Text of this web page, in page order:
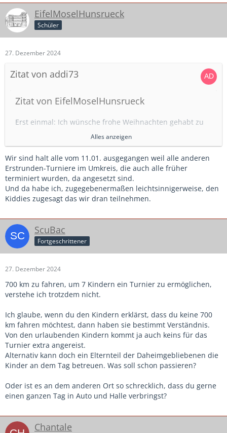
EifelMoselHunsrueck
Schüler
27. Dezember 2024
Zitat von addi73
Zitat von EifelMoselHunsrueck
Erst einmal: Ich wünsche frohe Weihnachten gehabt zu
Mein Frust: Die Hallenkreismeisterschaft.
Die erste Runde wurde am 16.12.24 terminiert, auf den
04.01.25. Mitten in den Ferien, die gehen in RLP bis
einschließlich 08.01.
Ich habe jetzt, mit Ach und Krach, 7 Zusagen von
Spielern. Von meinen 5 technisch stärksten Spielern ist
Mein Co weilt in Österreich im Urlaub.
Ich selber werde meinen Urlaub unterbrechen, morgens
350km zum Turnier fahren und nachmittags 350km
zurück.
Schulferien zu legen.
Alle um uns herum spielen am 11.01.
Alles anzeigen
Also ..erstmal Daumen hoch für dein Engagement....aber
700 km für ein Turnier.... Ich hab auch für meinen Verein
einen Nagel im Kopf...aber soooi....nein
Alles anzeigen
Wir sind halt alle vom 11.01. ausgegangen weil alle anderen
Erstrunden-Turniere im Umkreis, die auch alle früher
terminiert wurden, da angesetzt sind.
Und da habe ich, zugegebenermaßen leichtsinnigerweise, den
Kiddies zugesagt das wir dran teilnehmen.
ScuBac
Fortgeschrittener
27. Dezember 2024
700 km zu fahren, um 7 Kindern ein Turnier zu ermöglichen,
verstehe ich trotzdem nicht.
Ich glaube, wenn du den Kindern erklärst, dass du keine 700
km fahren möchtest, dann haben sie bestimmt Verständnis.
Von den urlaubenden Kindern kommt ja auch keins für das
Turnier extra angereist.
Alternativ kann doch ein Elternteil der Daheimgebliebenen die
Kinder an dem Tag betreuen. Was soll schon passieren?
Oder ist es an dem anderen Ort so schrecklich, dass du gerne
einen ganzen Tag in Auto und Halle verbringst?
Chantale